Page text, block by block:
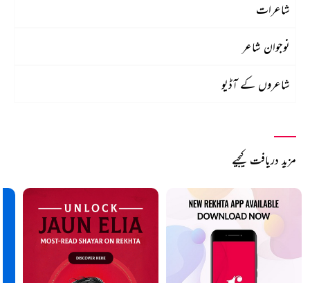
شاعرات
نوجوان شاعر
شاعروں کے آڈیو
مزید دریافت کیجیے